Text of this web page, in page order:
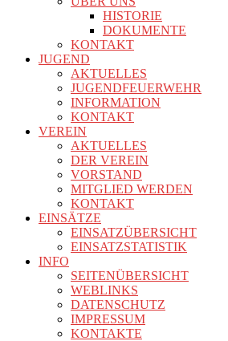
HISTORIE
DOKUMENTE
KONTAKT
JUGEND
AKTUELLES
JUGENDFEUERWEHR
INFORMATION
KONTAKT
VEREIN
AKTUELLES
DER VEREIN
VORSTAND
MITGLIED WERDEN
KONTAKT
EINSÄTZE
EINSATZÜBERSICHT
EINSATZSTATISTIK
INFO
SEITENÜBERSICHT
WEBLINKS
DATENSCHUTZ
IMPRESSUM
KONTAKTE